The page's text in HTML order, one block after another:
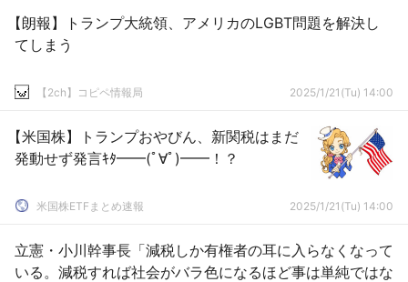
【朗報】トランプ大統領、アメリカのLGBT問題を解決し
てしまう
【2ch】コピペ情報局 2025/1/21(Tu) 14:00
【米国株】トランプおやびん、新関税はまだ
発動せず発言ｷﾀ━━(ﾟ∀ﾟ)━━！？
米国株ETFまとめ速報 2025/1/21(Tu) 14:00
立憲・小川幹事長「減税しか有権者の耳に入らなくなって
いる。減税すれば社会がバラ色になるほど事は単純ではな